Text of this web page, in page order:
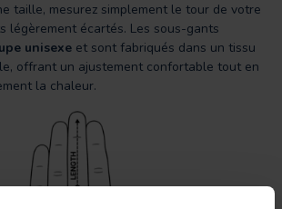
taille, mesurez simplement le tour de votre
légèrement écartés. Les sous-gants
unisexe et sont fabriqués dans un tissu
offrant un ajustement confortable tout en
la chaleur.